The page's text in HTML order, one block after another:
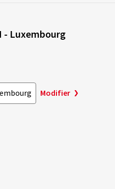
- Luxembourg
Modifier